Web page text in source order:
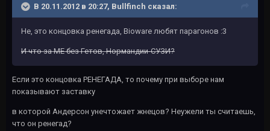
В 20.11.2012 в 20:27, Bullfinch сказал:
Не, это концовка ренегада, Bioware любят парагонов :3
И что за МЕ без Гетов, Нормандии-СУЗИ?
Если это концовка РЕНЕГАДА, то почему при выборе нам
показывают заставку
в которой Андерсон унечтожает жнецов? Неужели ты считаешь,
что он ренегад?